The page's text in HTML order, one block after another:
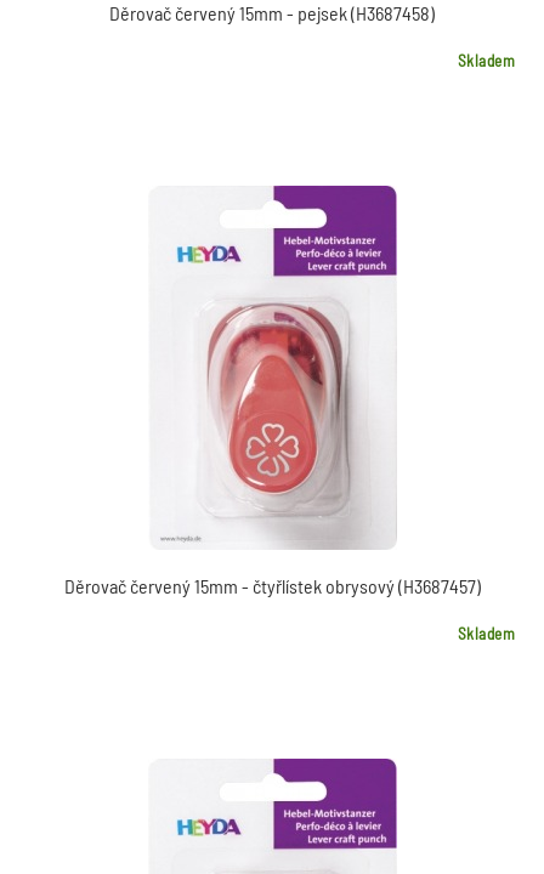
Děrovač červený 15mm - pejsek (H3687458)
Skladem
Děrovač červený 15mm - čtyřlístek obrysový (H3687457)
Skladem